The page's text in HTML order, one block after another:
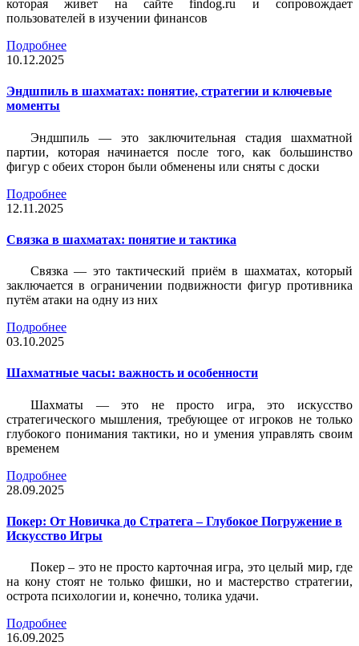
которая живет на сайте findog.ru и сопровождает
пользователей в изучении финансов
Подробнее
10.12.2025
Эндшпиль в шахматах: понятие, стратегии и ключевые
моменты
Эндшпиль — это заключительная стадия шахматной
партии, которая начинается после того, как большинство
фигур с обеих сторон были обменены или сняты с доски
Подробнее
12.11.2025
Связка в шахматах: понятие и тактика
Связка — это тактический приём в шахматах, который
заключается в ограничении подвижности фигур противника
путём атаки на одну из них
Подробнее
03.10.2025
Шахматные часы: важность и особенности
Шахматы — это не просто игра, это искусство
стратегического мышления, требующее от игроков не только
глубокого понимания тактики, но и умения управлять своим
временем
Подробнее
28.09.2025
Покер: От Новичка до Стратега – Глубокое Погружение в
Искусство Игры
Покер – это не просто карточная игра, это целый мир, где
на кону стоят не только фишки, но и мастерство стратегии,
острота психологии и, конечно, толика удачи.
Подробнее
16.09.2025